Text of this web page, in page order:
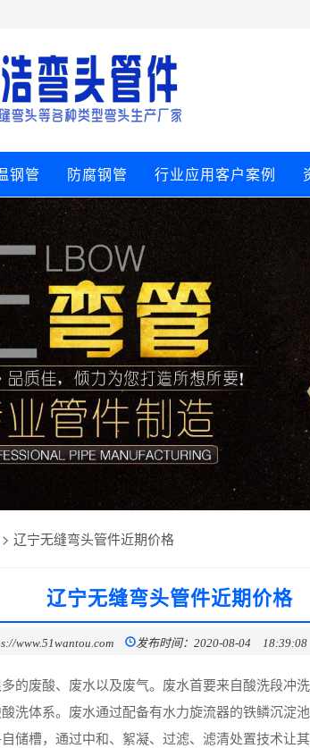
钢管 防腐钢管 行业应用客户案例
> 辽宁无缝弯头管件近期价格
辽宁无缝弯头管件近期价格
www.51wantou.com 发布时间：2020-08-04 18:39:08
的废酸、废水以及废气。废水首要来自酸洗段冲
洗体系。废水通过配备有水力旋流器的铁鳞沉淀
储槽，通过中和、絮凝、过滤、滤清处置技术让